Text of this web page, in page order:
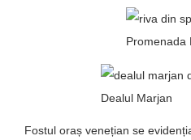
Promenada
Dealul Marjan
Fostul oraș venețian se